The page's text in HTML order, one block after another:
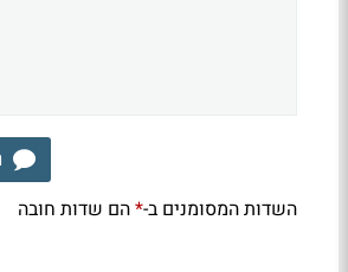
השדות המסומנים ב-*הם שדות חובה